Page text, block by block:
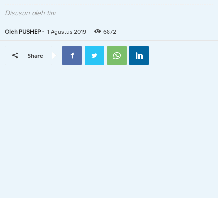
Disusun oleh tim
Oleh PUSHEP - 1 Agustus 2019 6872
Share